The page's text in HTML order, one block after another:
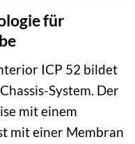
für
ICP 52 bildet
System. Der
mit einem
mit einer Membran